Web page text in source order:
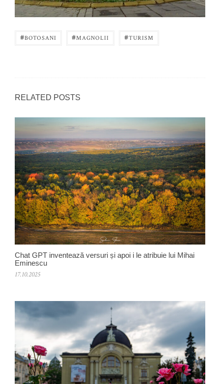
#BOTOSANI #MAGNOLII #TURISM
RELATED POSTS
Chat GPT inventează versuri și apoi i le atribuie lui Mihai
Eminescu
17.10.2025